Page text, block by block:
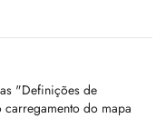
"Definições de
do mapa